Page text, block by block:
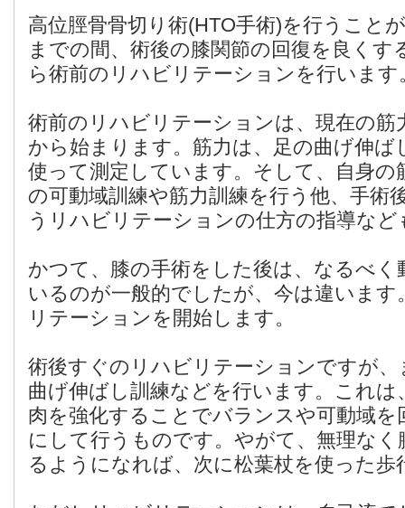
高位脛骨骨切り術(HTO手術)を行うこと
までの間、術後の膝関節の回復を良くす
ら術前のリハビリテーションを行います
術前のリハビリテーションは、現在の
から始まります。筋力は、足の曲げ伸ば
使って測定しています。そして、自身の
の可動域訓練や筋力訓練を行う他、手術
うリハビリテーションの仕方の指導など
かつて、膝の手術をした後は、なるべ
いるのが一般的でしたが、今は違いま
リテーションを開始します。
術後すぐのリハビリテーションですが
曲げ伸ばし訓練などを行います。これは
肉を強化することでバランスや可動域
にして行うものです。やがて、無理な
るようになれば、次に松葉杖を使った歩